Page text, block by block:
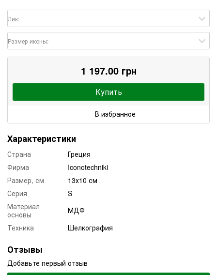
Лик:
Размер иконы:
1 197.00 грн
Купить
В избранное
Характеристики
Страна
Греция
Фирма
Iconotechniki
Размер, см
13х10 см
Серия
S
Материал
основы
МДФ
Техника
Шелкография
Отзывы
Добавьте первый отзыв